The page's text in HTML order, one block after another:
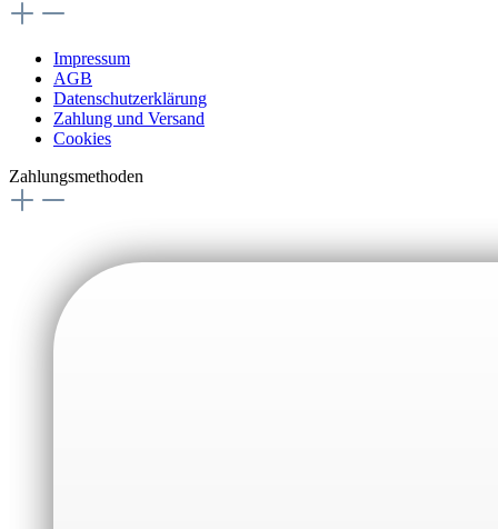
Impressum
AGB
Datenschutzerklärung
Zahlung und Versand
Cookies
Zahlungsmethoden